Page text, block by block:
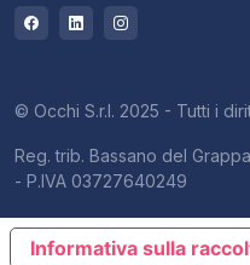
© Occhi S.r.l. 2025 - Tutti i
Reg. trib. Bassano del
- P.IVA 03727640249
Informativa sulla